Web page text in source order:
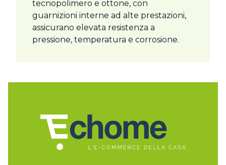
tecnopolimero e ottone, con
guarnizioni interne ad alte prestazioni,
assicurano elevata resistenza a
pressione, temperatura e corrosione.